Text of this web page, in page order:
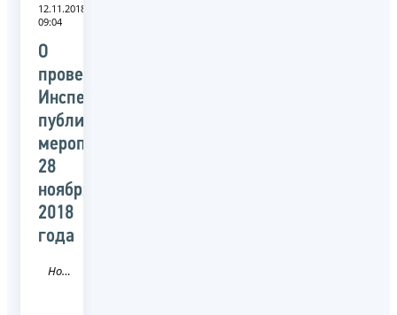
12.11.2018
09:04
О
проведении
Инспекцией
публичного
мероприятия
28
ноября
2018
года
Новость